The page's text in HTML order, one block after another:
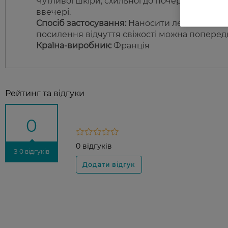
ввечері.
Спосіб застосування: Наносити легкими
посилення відчуття свіжості можна
Країна-виробник: Франція
Рейтинг та відгуки
0
З 0 відгуків
0 відгуків